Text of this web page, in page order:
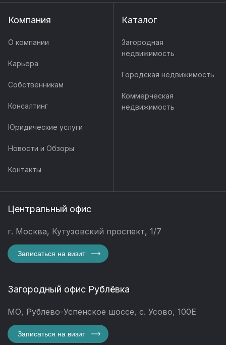
Компания
О компании
Карьера
Собственникам
Консалтинг
Юридические услуги
Новости и Обзоры
Контакты
Каталог
Загородная
недвижимость
Городская недвижимость
Коммерческая
недвижимость
Центральный офис
г. Москва, Кутузовский проспект, 1/7
Записаться на визит
Загородный офис Рублёвка
МО, Рублево-Успенское шоссе, с. Усово, 100Е
Записаться на визит